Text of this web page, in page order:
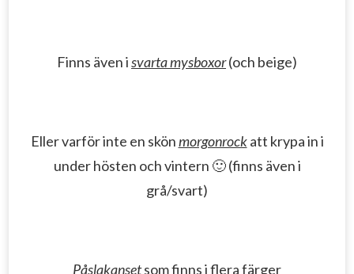
Finns även isvarta mysboxor(och beige)
Eller varför inte en skönmorgonrockatt krypa in i
under hösten och vintern 🙂 (finns även i
grå/svart)
Påslakansetsom finns i flera färger